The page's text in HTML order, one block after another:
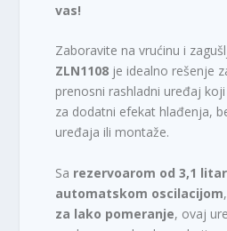
vas!
Zaboravite na vrućinu i
ZLN1108 je idealno rešenje
prenosni rashladni uređaj
za dodatni efekat hlađenja,
uređaja ili montaže.
Sa rezervoarom od 3,1 litar
automatskom oscilacijom
za lako pomeranje, ovaj